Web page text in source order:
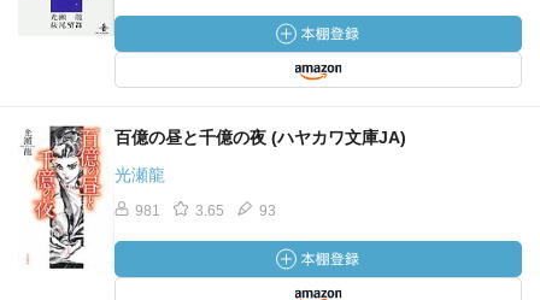
百億の昼と千億の夜 (ハヤカワ文庫JA)
光瀬龍
981 3.65 93